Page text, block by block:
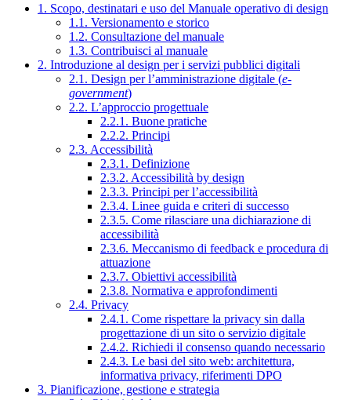
1. Scopo, destinatari e uso del Manuale operativo di design
1.1. Versionamento e storico
1.2. Consultazione del manuale
1.3. Contribuisci al manuale
2. Introduzione al design per i servizi pubblici digitali
2.1. Design per l’amministrazione digitale (e-
government)
2.2. L’approccio progettuale
2.2.1. Buone pratiche
2.2.2. Principi
2.3. Accessibilità
2.3.1. Definizione
2.3.2. Accessibilità by design
2.3.3. Principi per l’accessibilità
2.3.4. Linee guida e criteri di successo
2.3.5. Come rilasciare una dichiarazione di
accessibilità
2.3.6. Meccanismo di feedback e procedura di
attuazione
2.3.7. Obiettivi accessibilità
2.3.8. Normativa e approfondimenti
2.4. Privacy
2.4.1. Come rispettare la privacy sin dalla
progettazione di un sito o servizio digitale
2.4.2. Richiedi il consenso quando necessario
2.4.3. Le basi del sito web: architettura,
informativa privacy, riferimenti DPO
3. Pianificazione, gestione e strategia